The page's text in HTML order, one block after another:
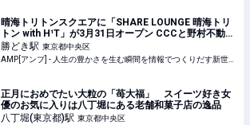
晴海トリトンスクエアに「SHARE LOUNGE 晴海トリ
トン with H¹T」が3月31日オープン CCCと野村不動産
が新たな共用空間を提案 | AMP[アンプ] - 人生の豊かさ
を生む瞬間を情報
勝どき駅 東京都中央区
正月におめでたい大粒の「苺大福」 スイーツ好き女
優のお気に入りは八丁堀にある老舗和菓子店の逸品
八丁堀(東京都)駅 東京都中央区